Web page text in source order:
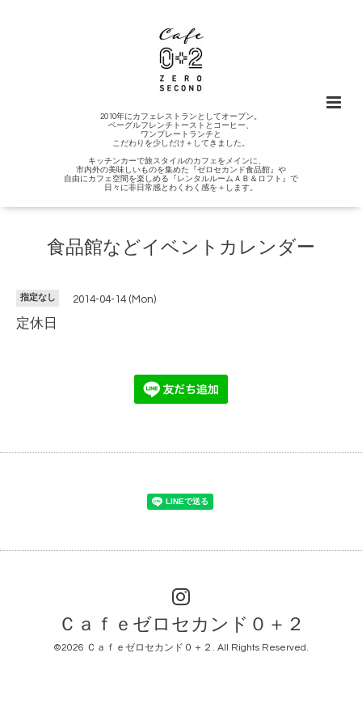
2010年にカフェレストランとしてオープン。
ベーグルフレンチトーストとコーヒー、
ワンプレートランチと
こだわりを少しだけ＋してきました。
キッチンカーで旅スタイルのカフェをメインに、
市内外の美味しいものを集めた『ゼロセカンド食品館』や
自由にカフェ空間を楽しめる『レンタルルームＡＢ＆ロフト』で
日々に非日常感とわくわく感を＋します。
食品館などイベントカレンダー
指定なし 2014-04-14 (Mon)
定休日
Ｃａｆｅゼロセカンド０＋２
©2026 Ｃａｆｅゼロセカンド０＋２ . All Rights Reserved.